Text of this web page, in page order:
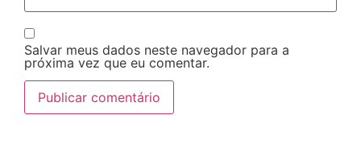
Salvar meus dados neste navegador para a
próxima vez que eu comentar.